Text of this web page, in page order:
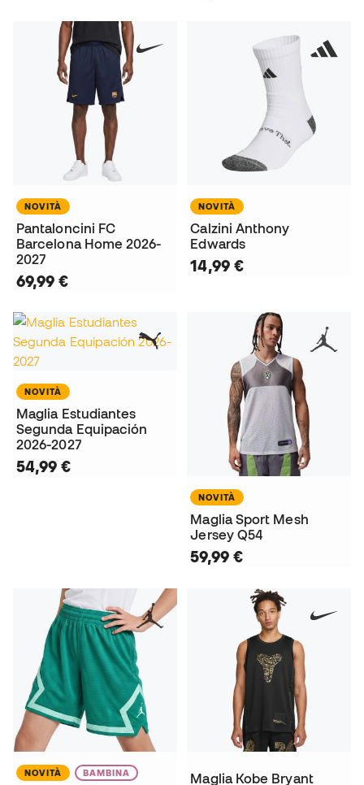
NOVITÀ
Pantaloncini FC
Barcelona Home 2026-
2027
69,99 €
NOVITÀ
Calzini Anthony
Edwards
14,99 €
NOVITÀ
Maglia Estudiantes
Segunda Equipación
2026-2027
54,99 €
NOVITÀ
Maglia Sport Mesh
Jersey Q54
59,99 €
NOVITÀ BAMBINA
Maglia Kobe Bryant